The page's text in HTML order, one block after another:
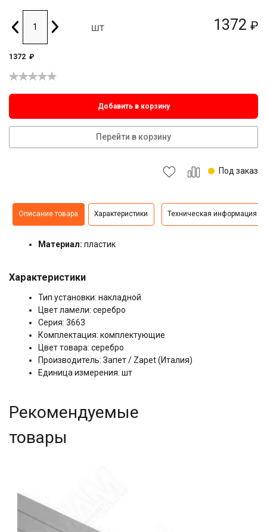
1372 ₽
шт
1372 ₽
Добавить в корзину
Перейти в корзину
Под заказ
Описание товара Характеристики Техническая информация
Материал: пластик
Характеристики
Тип установки: накладной
Цвет ламели: серебро
Серия: 3663
Комплектация: комплектующие
Цвет товара: серебро
Производитель: Запет / Zapet (Италия)
Единица измерения: шт
Рекомендуемые
товары